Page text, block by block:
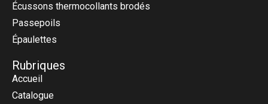
Écussons thermocollants brodés
Passepoils
Épaulettes
Rubriques
Accueil
Catalogue